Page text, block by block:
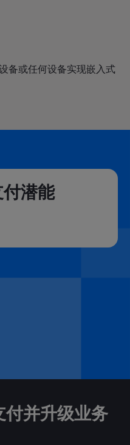
备或任何设备实现嵌入式
潜能
付并升级业务